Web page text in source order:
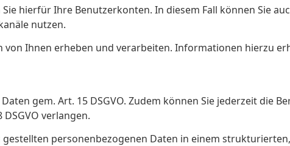
hierfür Ihre Benutzerkonten. In diesem Fall können Sie
nutzen.
Ihnen erheben und verarbeiten. Informationen hierzu
gem. Art. 15 DSGVO. Zudem können Sie jederzeit die
verlangen.
gestellten personenbezogenen Daten in einem